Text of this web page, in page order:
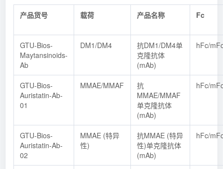
产品货号 载荷 产品名称 Fc
GTU-Bios-
Maytansinoids-
Ab
DM1/DM4
抗DM1/DM4单
克隆抗体
(mAb)
hFc/
GTU-Bios-
Auristatin-Ab-
01
MMAE/MMAF
抗
MMAE/MMAF
单克隆抗体
(mAb)
hFc/
GTU-Bios-
Auristatin-Ab-
02
MMAE (特异
性)
抗MMAE (特异
性)单克隆抗体
(mAb)
hFc/